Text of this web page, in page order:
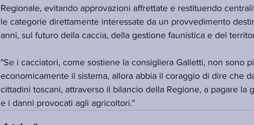
Regionale, evitando approvazioni affrettate e restituendo
le categorie direttamente interessate da un provvedimento
anni, sul futuro della caccia, della gestione faunistica e del
"Se i cacciatori, come sostiene la consigliera Galletti, non sono
economicamente il sistema, allora abbia il coraggio di dire che
cittadini toscani, attraverso il bilancio della Regione, a pagare la
e i danni provocati agli agricoltori."